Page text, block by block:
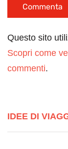
Questo sito
Scopri come
commenti.
IDEE DI